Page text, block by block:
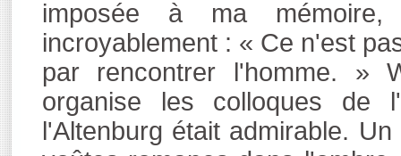
imposée à ma
incroyablement : « Ce n'est
par rencontrer l'homme. »
organise les colloques de
l'Altenburg était admirable.